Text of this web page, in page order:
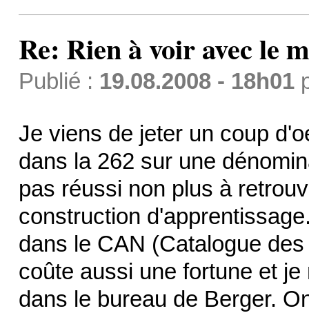
Re: Rien à voir avec le
Publié : 19.08.2008 - 18h01
Je viens de jeter un coup
dans la 262 sur une
pas réussi non plus à
construction
dans le CAN (Catalogue
coûte aussi une fortune et
dans le bureau de Berger.